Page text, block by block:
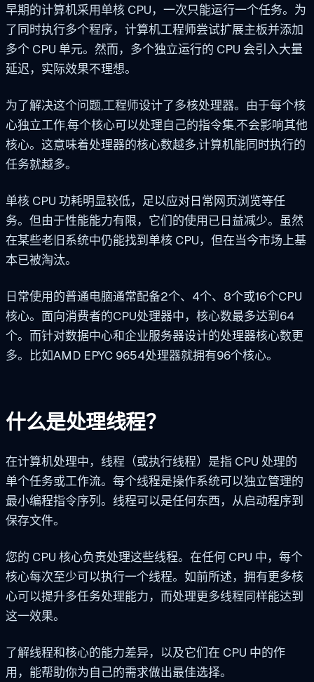
早期的计算机采用单核 CPU，一次只能运行一个任务。为
了同时执行多个程序，计算机工程师尝试扩展主板并添加
多个 CPU 单元。然而，多个独立运行的 CPU 会引入大量
延迟，实际效果不理想。
为了解决这个问题,工程师设计了多核处理器。由于每个核
心独立工作,每个核心可以处理自己的指令集,不会影响其他
核心。这意味着处理器的核心数越多,计算机能同时执行的
任务就越多。
单核 CPU 功耗明显较低，足以应对日常网页浏览等任
务。但由于性能能力有限，它们的使用已日益减少。虽然
在某些老旧系统中仍能找到单核 CPU，但在当今市场上基
本已被淘汰。
日常使用的普通电脑通常配备2个、4个、8个或16个CPU
核心。面向消费者的CPU处理器中，核心数最多达到64
个。而针对数据中心和企业服务器设计的处理器核心数更
多。比如AMD EPYC 9654处理器就拥有96个核心。
什么是处理线程？
在计算机处理中，线程（或执行线程）是指 CPU 处理的
单个任务或工作流。每个线程是操作系统可以独立管理的
最小编程指令序列。线程可以是任何东西，从启动程序到
保存文件。
您的 CPU 核心负责处理这些线程。在任何 CPU 中，每个
核心每次至少可以执行一个线程。如前所述，拥有更多核
心可以提升多任务处理能力，而处理更多线程同样能达到
这一效果。
了解线程和核心的能力差异，以及它们在 CPU 中的作
用，能帮助你为自己的需求做出最佳选择。